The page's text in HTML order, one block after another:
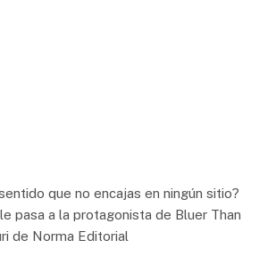
que no encajas en ningún sitio?
pasa a la protagonista de Bluer Than
de Norma Editorial